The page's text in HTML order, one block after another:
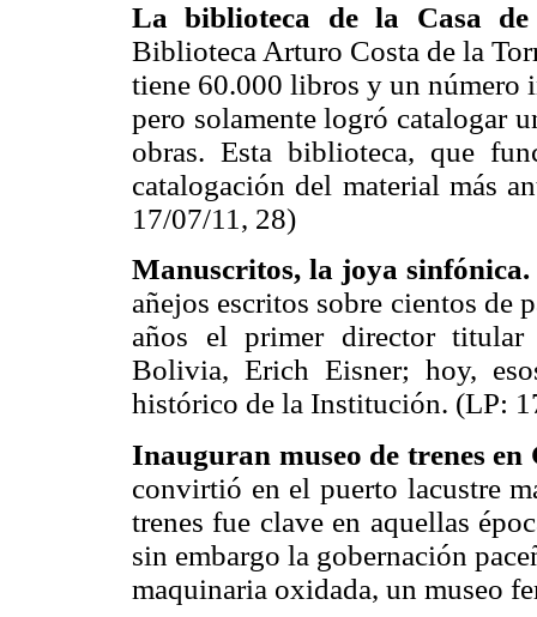
La biblioteca de la Casa
Biblioteca Arturo Costa de la
tiene 60.000 libros y un número
pero solamente logró catalogar
obras. Esta biblioteca, que
catalogación del material más
17/07/11, 28)
Manuscritos, la joya sinfónica.
añejos escritos sobre cientos de
años el primer director
Bolivia, Erich Eisner; hoy,
histórico de la Institución. (LP:
Inauguran museo de trenes
convirtió en el puerto lacustre
trenes fue clave en aquellas
sin embargo la gobernación
maquinaria oxidada, un museo